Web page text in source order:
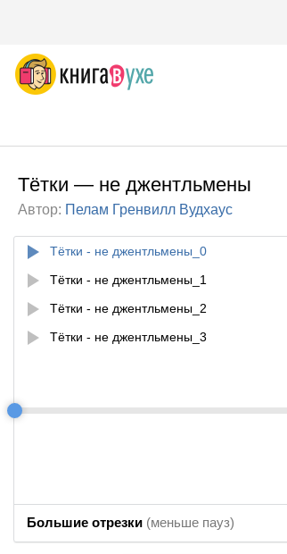
Тётки — не джентльмены
Автор: Пелам Гренвилл Вудхаус
Тётки - не джентльмены_0
Тётки - не джентльмены_1
Тётки - не джентльмены_2
Тётки - не джентльмены_3
Большие отрезки (меньше пауз)